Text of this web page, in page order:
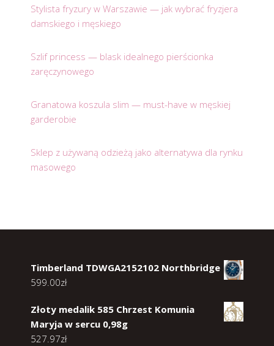
Stylista fryzury w Warszawie — jak wybrać fryzjera
damskiego i męskiego
Szlif princess — blask idealnego pierścionka
zaręczynowego
Granatowa koszula slim — must-have w męskiej
garderobie
Sklep z używaną odzieżą jako alternatywa dla rynku
masowego
Timberland TDWGA2152102 Northbridge
599.00zł
Złoty medalik 585 Chrzest Komunia
Maryja w sercu 0,98g
527.97zł